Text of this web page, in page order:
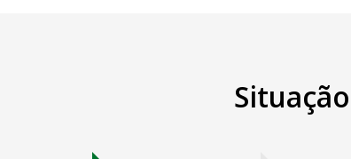
Situação